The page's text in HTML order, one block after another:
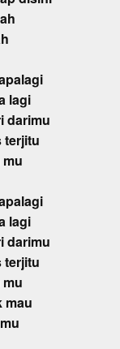
lagi
darimu
terjitu
lagi
darimu
terjitu
mau